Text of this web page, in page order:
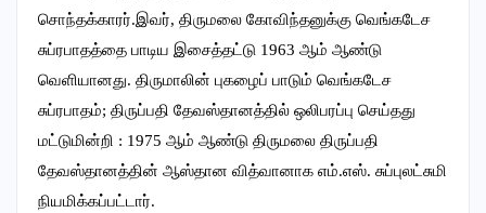
சொந்தக்காரர்.இவர், திருமலை கோவிந்தனுக்கு வெங்கடேச
சுப்ரபாதத்தை பாடிய இசைத்தட்டு 1963 ஆம் ஆண்டு
வெளியானது. திருமாலின் புகழைப் பாடும் வெங்கடேச
சுப்ரபாதம்; திருப்பதி தேவஸ்தானத்தில் ஒலிபரப்பு செய்தது
மட்டுமின்றி : 1975 ஆம் ஆண்டு திருமலை திருப்பதி
தேவஸ்தானத்தின் ஆஸ்தான வித்வானாக எம்.எஸ். சுப்புலட்சுமி
நியமிக்கப்பட்டார்.